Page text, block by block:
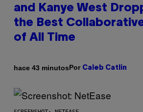
and Kanye West
the Best
of All Time
hace 43 minutosPor Caleb Catlin